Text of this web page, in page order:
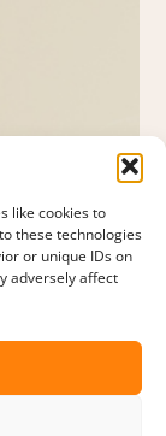
like cookies to
these technologies
or unique IDs on
adversely affect